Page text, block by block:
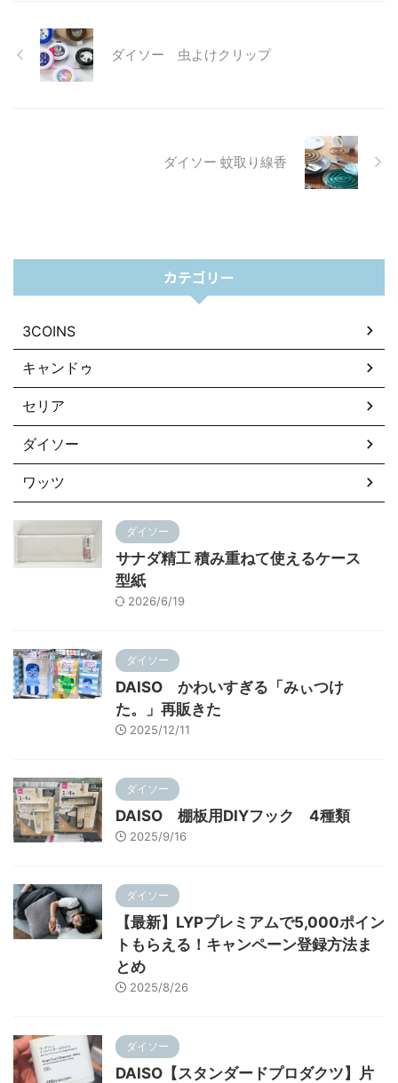
ダイソー 虫よけクリップ
ダイソー 蚊取り線香
カテゴリー
3COINS
キャンドゥ
セリア
ダイソー
ワッツ
ダイソー
サナダ精工 積み重ねて使えるケース
型紙
2026/6/19
ダイソー
DAISO かわいすぎる「みぃつけ
た。」再販きた
2025/12/11
ダイソー
DAISO 棚板用DIYフック 4種類
2025/9/16
ダイソー
【最新】LYPプレミアムで5,000ポイン
トもらえる！キャンペーン登録方法ま
とめ
2025/8/26
ダイソー
DAISO【スタンダードプロダクツ】片